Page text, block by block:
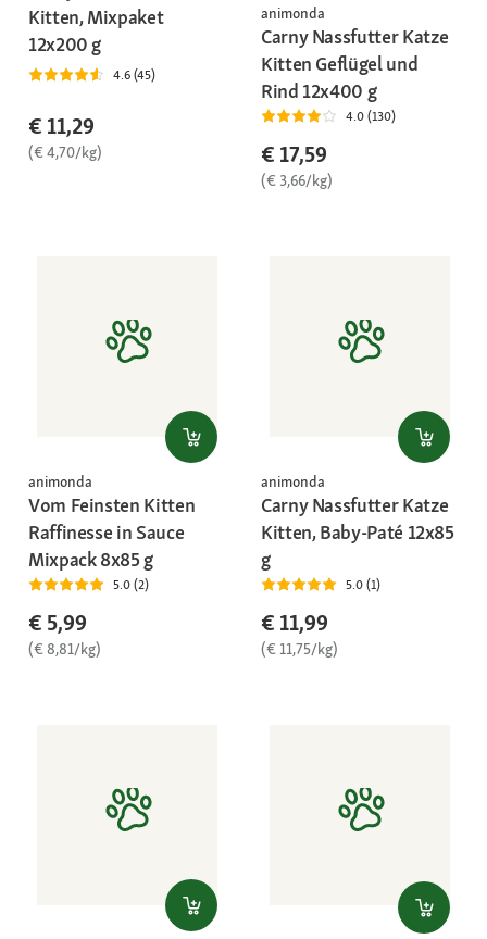
Kitten, Mixpaket
12x200 g
4.6 (45)
€ 11,29
(€ 4,70/kg)
animonda
Carny Nassfutter Katze
Kitten Geflügel und
Rind 12x400 g
4.0 (130)
€ 17,59
(€ 3,66/kg)
animonda
Vom Feinsten Kitten
Raffinesse in Sauce
Mixpack 8x85 g
5.0 (2)
€ 5,99
(€ 8,81/kg)
animonda
Carny Nassfutter Katze
Kitten, Baby-Paté 12x85
g
5.0 (1)
€ 11,99
(€ 11,75/kg)